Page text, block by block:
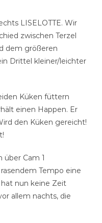
LISELOTTE. Wir
zwischen Terzel
dem größeren
Drittel kleiner/leichter
Küken füttern
einen Happen. Er
den Küken gereicht!
Cam 1
Tempo eine
nun keine Zeit
allem nachts, die